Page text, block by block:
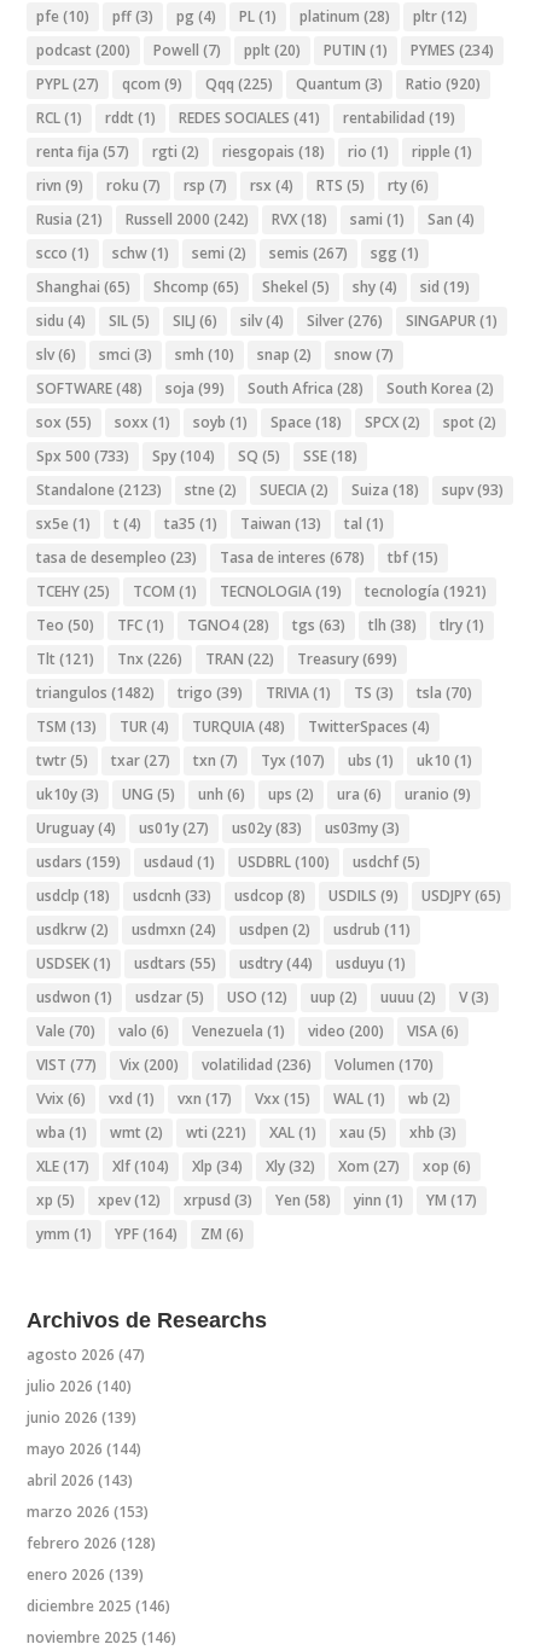
pfe (10) pff(3) pg (4) PL(1) platinum (28) pltr(12)
podcast (200) Powell (7) pplt (20) PUTIN (1) PYMES (234)
PYPL(27) qcom (9) Qqq (225) Quantum (3) Ratio (920)
RCL(1) rddt (1) REDES SOCIALES (41) rentabilidad (19)
renta fija (57) rgti (2) riesgopais (18) rio (1) ripple (1)
rivn (9) roku (7) rsp (7) rsx (4) RTS (5) rty(6)
Rusia (21) Russell 2000 (242) RVX(18) sami (1) San (4)
scco (1) schw(1) semi (2) semis (267) sgg (1)
Shanghai (65) Shcomp (65) Shekel (5) shy(4) sid (19)
sidu (4) SIL(5) SILJ (6) silv(4) Silver(276) SINGAPUR(1)
slv(6) smci (3) smh (10) snap (2) snow(7)
SOFTWARE(48) soja (99) South Africa (28) South Korea (2)
sox (55) soxx (1) soyb (1) Space (18) SPCX(2) spot (2)
Spx 500 (733) Spy(104) SQ (5) SSE(18)
Standalone (2123) stne (2) SUECIA(2) Suiza (18) supv(93)
sx5e (1) t (4) ta35 (1) Taiwan (13) tal (1)
tasa de desempleo (23) Tasa de interes (678) tbf(15)
TCEHY(25) TCOM (1) TECNOLOGIA(19) tecnología (1921)
Teo (50) TFC(1) TGNO4(28) tgs (63) tlh (38) tlry(1)
Tlt (121) Tnx (226) TRAN (22) Treasury(699)
triangulos (1482) trigo (39) TRIVIA(1) TS (3) tsla (70)
TSM (13) TUR(4) TURQUIA(48) TwitterSpaces (4)
twtr(5) txar(27) txn (7) Tyx (107) ubs (1) uk10 (1)
uk10y(3) UNG (5) unh (6) ups (2) ura (6) uranio (9)
Uruguay(4) us01y(27) us02y(83) us03my(3)
usdars (159) usdaud (1) USDBRL(100) usdchf(5)
usdclp (18) usdcnh (33) usdcop (8) USDILS (9) USDJPY(65)
usdkrw(2) usdmxn (24) usdpen (2) usdrub (11)
USDSEK(1) usdtars (55) usdtry(44) usduyu (1)
usdwon (1) usdzar(5) USO (12) uup (2) uuuu (2) V(3)
Vale (70) valo (6) Venezuela (1) video (200) VISA(6)
VIST (77) Vix (200) volatilidad (236) Volumen (170)
Vvix (6) vxd (1) vxn (17) Vxx (15) WAL(1) wb (2)
wba (1) wmt (2) wti (221) XAL(1) xau (5) xhb (3)
XLE(17) Xlf(104) Xlp (34) Xly(32) Xom (27) xop (6)
xp (5) xpev(12) xrpusd (3) Yen (58) yinn (1) YM (17)
ymm (1) YPF(164) ZM (6)
Archivos de Researchs
agosto 2026 (47)
julio 2026 (140)
junio 2026 (139)
mayo 2026 (144)
abril 2026 (143)
marzo 2026 (153)
febrero 2026 (128)
enero 2026 (139)
diciembre 2025 (146)
noviembre 2025 (146)